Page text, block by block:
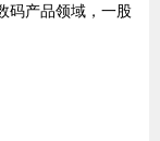
码产品领域，一股